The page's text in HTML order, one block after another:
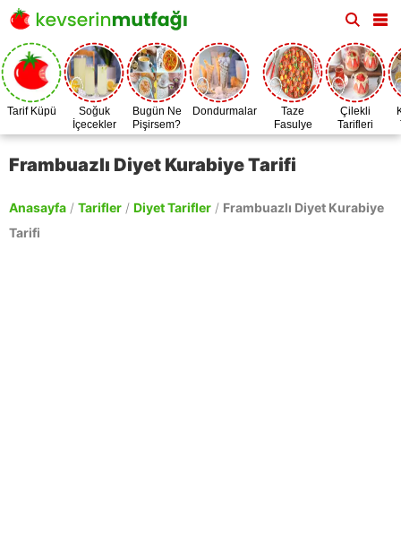
Tarif Küpü
Soğuk
İçecekler
Bugün Ne
Pişirsem?
Dondurmalar
Taze
Fasulye
Zamanı
Çilekli
Tarifleri
Frambuazlı Diyet Kurabiye Tarifi
Anasayfa / Tarifler / Diyet Tarifler / Frambuazlı Diyet Kurabiye
Tarifi